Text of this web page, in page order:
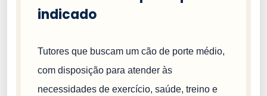
indicado
Tutores que buscam um cão de porte médio,
com disposição para atender às
necessidades de exercício, saúde, treino e